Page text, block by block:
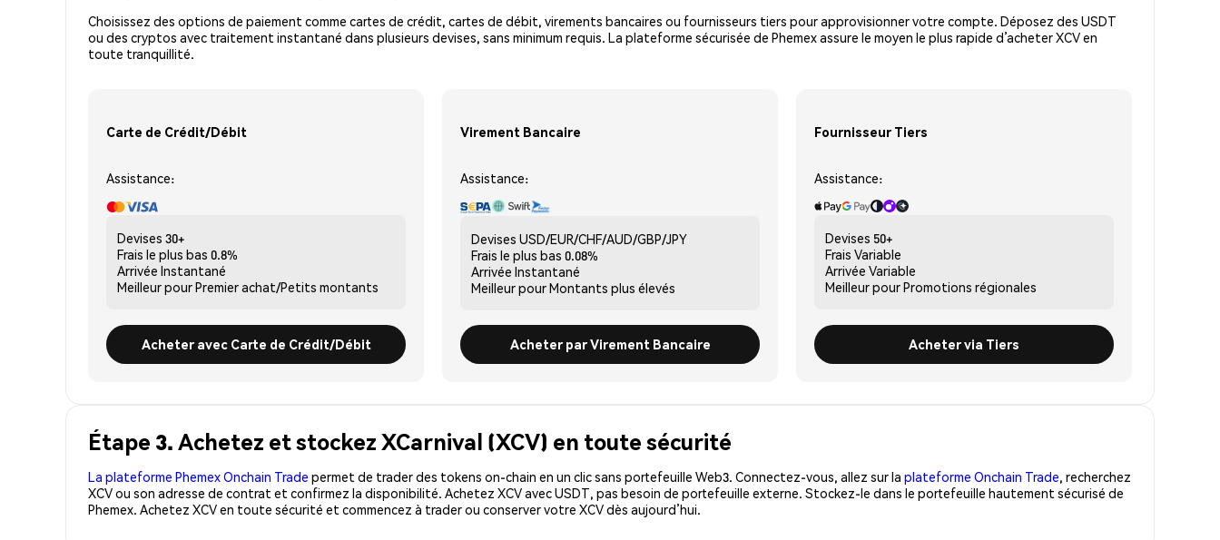
Choisissez des options de paiement comme cartes de crédit, cartes de débit, virements bancaires ou fournisseurs tiers pour approvisionner votre compte. Déposez des USDT
ou des cryptos avec traitement instantané dans plusieurs devises, sans minimum requis. La plateforme sécurisée de Phemex assure le moyen le plus rapide d’acheter XCV en
toute tranquillité.
Carte de Crédit/Débit
Assistance:
Devises 30+
Frais le plus bas 0.8%
Arrivée Instantané
Meilleur pourPremier achat/Petits montants
Acheter avec Carte de Crédit/Débit
Virement Bancaire
Assistance:
Devises USD/EUR/CHF/AUD/GBP/JPY
Frais le plus bas 0.08%
Arrivée Instantané
Meilleur pourMontants plus élevés
Acheter par Virement Bancaire
Fournisseur Tiers
Assistance:
Devises 50+
Frais Variable
Arrivée Variable
Meilleur pourPromotions régionales
Acheter via Tiers
Étape 3. Achetez et stockez XCarnival (XCV) en toute sécurité
La plateforme Phemex Onchain Trade permet de trader des tokens on-chain en un clic sans portefeuille Web3. Connectez-vous, allez sur la plateforme Onchain Trade, recherchez
XCV ou son adresse de contrat et confirmez la disponibilité. Achetez XCV avec USDT, pas besoin de portefeuille externe. Stockez-le dans le portefeuille hautement sécurisé de
Phemex. Achetez XCV en toute sécurité et commencez à trader ou conserver votre XCV dès aujourd’hui.